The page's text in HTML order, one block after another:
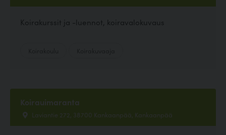
Koirakurssit ja -luennot, koiravalokuvaus
Koirauimaranta
Laviantie 272, 38700 Kankaanpää, Kankaanpää